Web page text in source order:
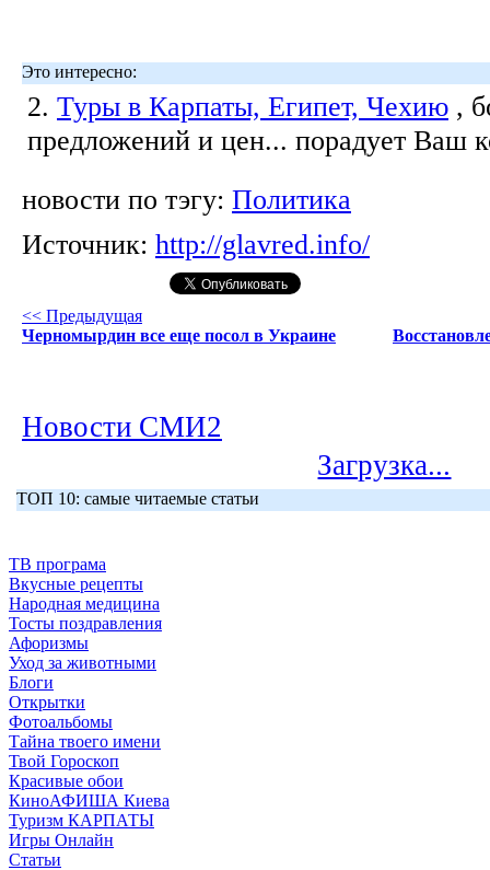
Это интересно:
2. Туры в Карпаты, Египет, Чехию ,
предложений и цен... порадует Ваш
новости по тэгу: Политика
Источник: http://glavred.info/
<< Предыдущая
Черномырдин все еще посол в Украине
Новости СМИ2
Загрузка...
ТОП 10: самые читаемые статьи
ТВ програма
Вкусные рецепты
Народная медицина
Тосты поздравления
Афоризмы
Уход за животными
Блоги
Открытки
Фотоальбомы
Тайна твоего имени
Твой Гороскоп
Красивые обои
КиноАФИША Киева
Туризм КАРПАТЫ
Игры Онлайн
Статьи